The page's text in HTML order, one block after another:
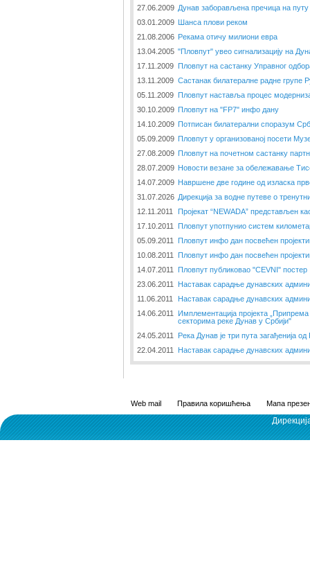
27.06.2009 Дунав заборављена пречица на путу
03.01.2009 Шанса плови реком
21.08.2006 Рекама отичу милиони евра
13.04.2005 "Пловпут" увео сигнализацију на
17.11.2009 Пловпут на састанку Управног
13.11.2009 Састанак билатералне радне групе
05.11.2009 Пловпут наставља процес
30.10.2009 Пловпут на "FP7" инфо дану
14.10.2009 Потписан билатерални споразум
05.09.2009 Пловпут у организованој посети
27.08.2009 Пловпут на почетном састанку
28.07.2009 Новости везане за обележавање
14.07.2009 Навршене две године од изласка
31.07.2026 Дирекција за водне путеве о
12.11.2011
Пројекат “NEWADA” представљен
17.10.2011
Пловпут употпунио систем
05.09.2011
Пловпут инфо дан посвећен
10.08.2011
Пловпут инфо дан посвећен
14.07.2011
Пловпут публиковао "CEVNI" постер
23.06.2011
Наставак сарадње дунавских
11.06.2011
Наставак сарадње дунавских
14.06.2011
Имплементација пројекта
секторима реке Дунав у Србији"
24.05.2011
Река Дунав је три пута загађенија од
22.04.2011
Наставак сарадње дунавских
Web mail Правила коришћења Мапа